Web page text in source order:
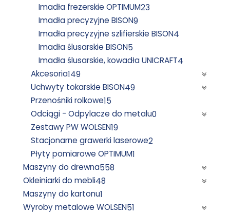
Imadła frezerskie OPTIMUM23
Imadła precyzyjne BISON9
Imadła precyzyjne szlifierskie BISON4
Imadła ślusarskie BISON5
Imadła ślusarskie, kowadła UNICRAFT4
Akcesoria149
Uchwyty tokarskie BISON49
Przenośniki rolkowe15
Odciągi - Odpylacze do metalu0
Zestawy PW WOLSEN19
Stacjonarne grawerki laserowe2
Płyty pomiarowe OPTIMUM1
Maszyny do drewna558
Okleiniarki do mebli48
Maszyny do kartonu1
Wyroby metalowe WOLSEN51